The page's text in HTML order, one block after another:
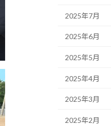
2025年7月
2025年6月
2025年5月
2025年4月
2025年3月
2025年2月